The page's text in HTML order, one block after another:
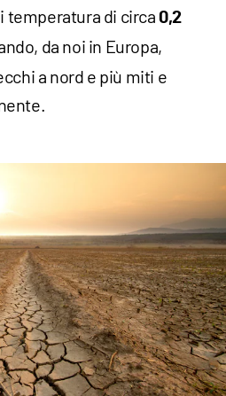
temperatura di circa 0,2
da noi in Europa,
a nord e più miti e